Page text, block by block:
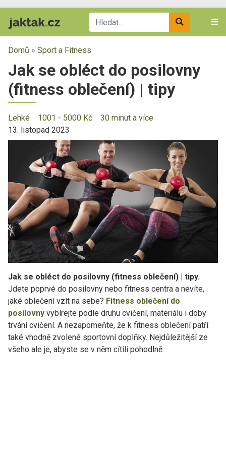
Domů » Sport a Fitness
Jak se obléct do posilovny
(fitness oblečení) | tipy
Lehké 1001 - 5000 Kč
30 minut a více
13. listopad 2023
Jak se obléct do posilovny (fitness oblečení) | tipy.
Jdete poprvé do posilovny nebo fitness centra a nevíte,
jaké oblečení vzít na sebe? Fitness oblečení do
posilovny vybírejte podle druhu cvičení, materiálu i doby
trvání cvičení. A nezapomeňte, že k fitness oblečení patří
také vhodně zvolené sportovní doplňky. Nejdůležitější ze
všeho ale je, abyste se v něm cítili pohodlně.